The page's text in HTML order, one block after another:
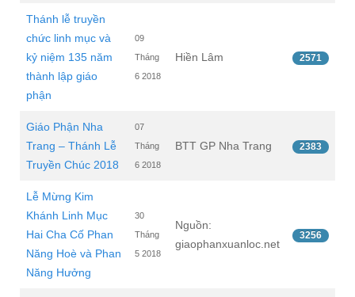
Thánh lễ truyền
chức linh mục và
kỷ niệm 135 năm
thành lập giáo
phận
09
Tháng
6 2018
Hiền Lâm 2571
Giáo Phận Nha
Trang – Thánh Lễ
Truyền Chúc 2018
07
Tháng
6 2018
BTT GP Nha Trang 2383
Lễ Mừng Kim
Khánh Linh Mục
Hai Cha Cố Phan
Năng Hoè và Phan
Năng Hưởng
30
Tháng
5 2018
Nguồn:
giaophanxuanloc.net
3256